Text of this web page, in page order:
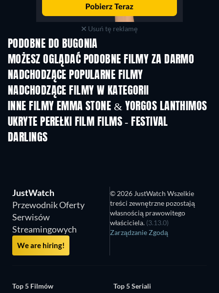
Usuń tę reklamę
PODOBNE DO BUGONIA
MOŻESZ OGLĄDAĆ PODOBNE FILMY ZA DARMO
NADCHODZĄCE POPULARNE FILMY
NADCHODZĄCE FILMY W KATEGORII
INNE FILMY EMMA STONE & YORGOS LANTHIMOS
UKRYTE PEREŁKI FILM FILMS - FESTIVAL
DARLINGS
JustWatch
Przewodnik Oferty
Serwisów
Streamingowych
We are hiring!
© 2026 JustWatch Wszelkie
treści zewnętrzne pozostają
własnością prawowitego
właściciela. (3.13.0)
Zarządzanie Zgodą
Top 5 Filmów
Top 5 Seriali